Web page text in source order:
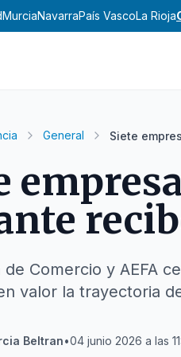
MurciaNavarraPaís VascoLa Rioja
General Siete
de Comercio y AEFA
valor la trayectoria
Beltran•04 junio 2026 a las